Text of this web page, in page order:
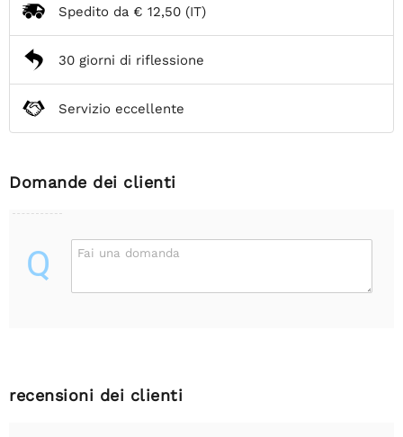
Spedito da € 12,50 (IT)
30 giorni di riflessione
Servizio eccellente
Domande dei clienti
Q Fai una domanda
recensioni dei clienti